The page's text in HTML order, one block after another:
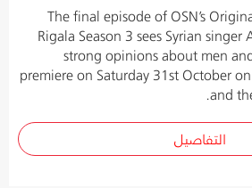
The final episode of OSN’s
Rigala Season 3 sees Syrian
strong opinions about men
premiere on Saturday 31st October
and
التفاصيل